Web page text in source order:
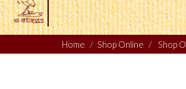
Home Shop Online Shop